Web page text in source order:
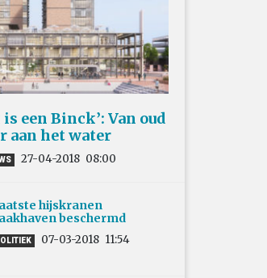
een Binck’: Van oud
aan het water
27-04-2018 08:00
hijskranen
beschermd
07-03-2018 11:54